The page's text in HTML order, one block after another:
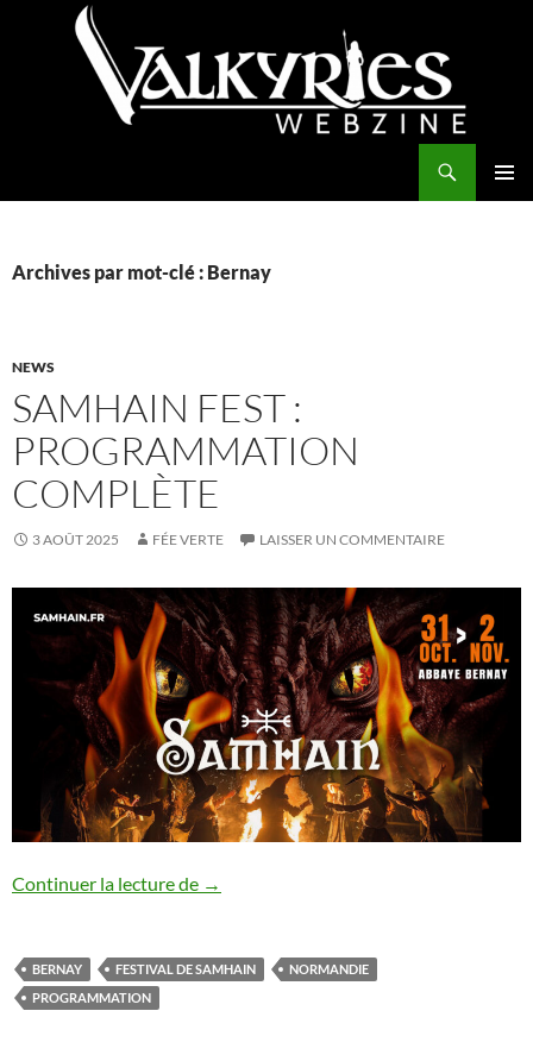
Archives par mot-clé : Bernay
NEWS
SAMHAIN FEST :
PROGRAMMATION
COMPLÈTE
3 AOÛT 2025 FÉE VERTE LAISSER UN COMMENTAIRE
Continuer la lecture de Samhain Fest : programmation complète
→
BERNAY FESTIVAL DE SAMHAIN
NORMANDIE
PROGRAMMATION